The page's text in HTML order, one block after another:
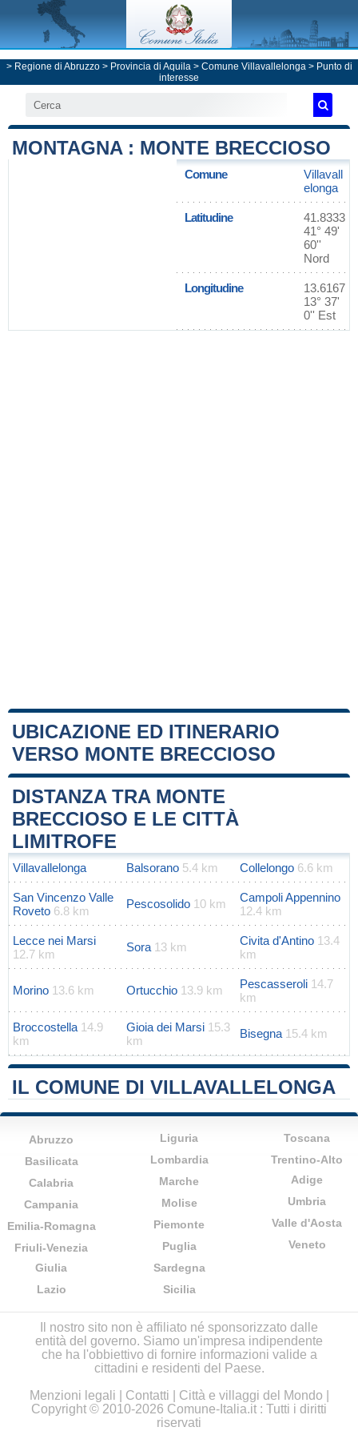
> Regione di Abruzzo> Provincia di Aquila> Comune Villavallelonga> Punto di
interesse
MONTAGNA : MONTE BRECCIOSO
Comune
Villavall
elonga
Latitudine
41.8333
41° 49'
60''
Nord
Longitudine
13.6167
13° 37'
0'' Est
UBICAZIONE ED ITINERARIO
VERSO MONTE BRECCIOSO
+
−
Leaflet|Map data ©OpenStreetMap
DISTANZA TRA MONTE
BRECCIOSO E LE CITTÀ
LIMITROFE
Villavallelonga Balsorano 5.4 km Collelongo 6.6 km
San Vincenzo Valle
Roveto 6.8 km
Pescosolido 10 km
Campoli Appennino
12.4 km
Lecce nei Marsi
12.7 km
Sora 13 km Civita d'Antino 13.4
km
Morino 13.6 km Ortucchio 13.9 km Pescasseroli 14.7
km
Broccostella 14.9
km
Gioia dei Marsi 15.3
km
Bisegna 15.4 km
IL COMUNE DI VILLAVALLELONGA
Abruzzo
Basilicata
Calabria
Campania
Emilia-Romagna
Friuli-Venezia
Giulia
Lazio
Liguria
Lombardia
Marche
Molise
Piemonte
Puglia
Sardegna
Sicilia
Toscana
Trentino-Alto
Adige
Umbria
Valle d'Aosta
Veneto
Il nostro sito non è affiliato né sponsorizzato dalle
entità del governo. Siamo un'impresa indipendente
che ha l'obbiettivo di fornire informazioni valide a
cittadini e residenti del Paese.
Menzioni legali
Contatti Città e villaggi del Mondo
Copyright © 2010-2026 Comune-Italia.it : Tutti i diritti
riservati